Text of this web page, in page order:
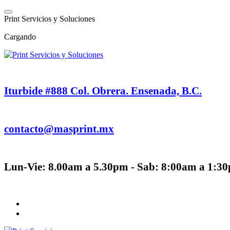
Saltar
al
Print Servicios y Soluciones
Cargando
Iturbide #888 Col. Obrera. Ensenada, B.C.
contacto@masprint.mx
Lun-Vie: 8.00am a 5.30pm - Sab: 8:00am a